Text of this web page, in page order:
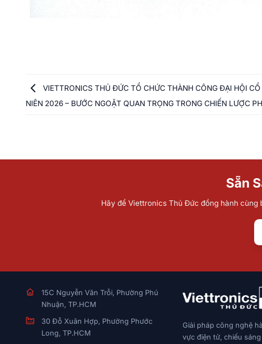
VIETTRONICS THỦ ĐỨC TỔ CHỨC THÀNH CÔNG ĐẠI HỘI
NIÊN 2026 – BƯỚC NGOẶT QUAN TRỌNG TRONG CHIẾN LƯỢC
Sẵn
Hãy để Viettronics Thủ Đức đồng hành
15C Nguyễn Văn Trỗi, Phường Phú
Nhuận, TP.HCM
30 Đỗ Xuân Hợp, Phường Phước
Long, TP.HCM
Giải pháp công nghệ
vực điện tử, chiếu